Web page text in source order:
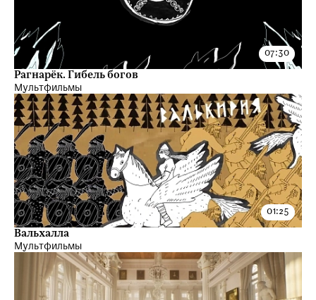
Рагнарёк. Гибель богов
Мультфильмы
Вальхалла
Мультфильмы